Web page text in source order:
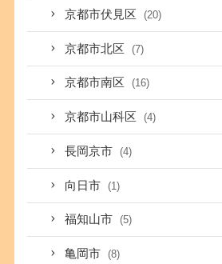
京都市伏見区 (20)
京都市北区 (7)
京都市南区 (16)
京都市山科区 (4)
長岡京市 (4)
向日市 (1)
福知山市 (5)
亀岡市 (8)